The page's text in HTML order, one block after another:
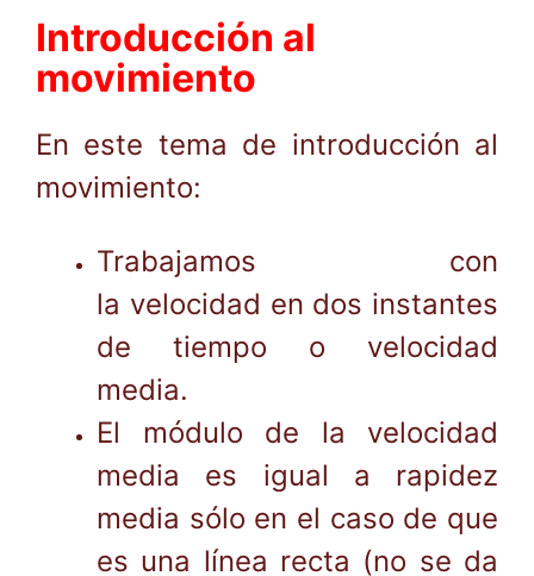
Introducción al
movimiento
En este tema de introducción al
movimiento:
Trabajamos con
la velocidad en dos instantes
de tiempo o velocidad
media.
El módulo de la velocidad
media es igual a rapidez
media sólo en el caso de que
es una línea recta (no se da